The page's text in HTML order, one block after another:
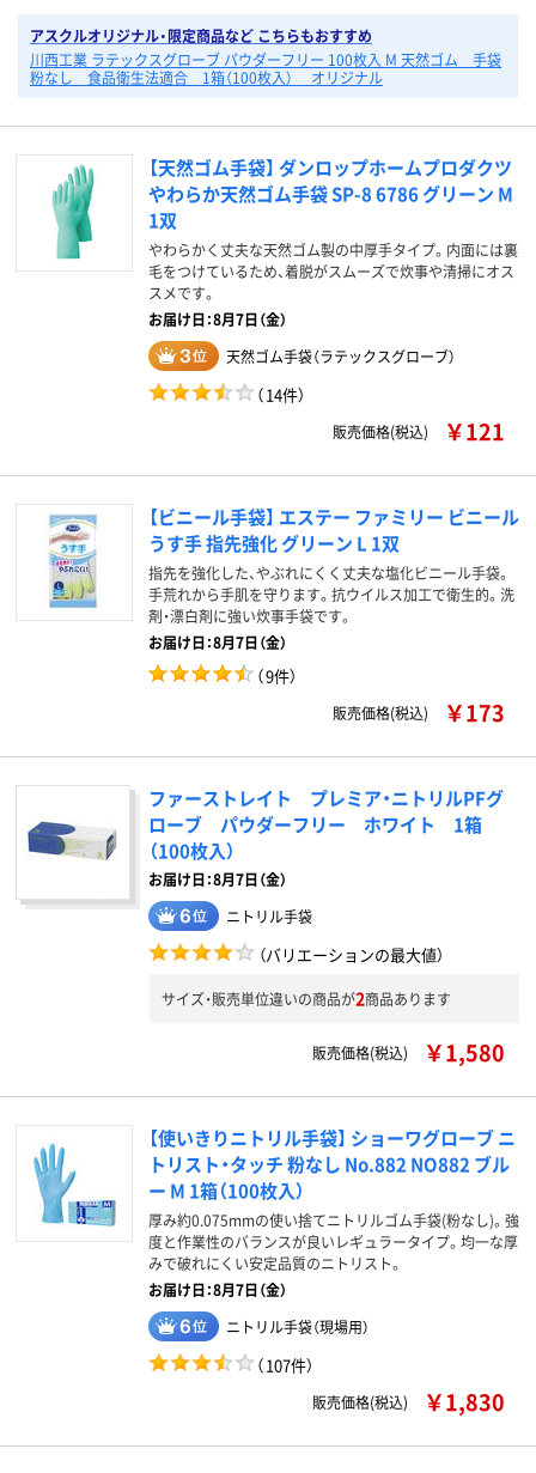
アスクルオリジナル・限定商品など こちらもおすすめ
川西工業 ラテックスグローブ パウダーフリー 100枚入 M 天然ゴム 手袋
粉なし 食品衛生法適合 1箱（100枚入） オリジナル
【天然ゴム手袋】 ダンロップホームプロダクツ
やわらか天然ゴム手袋 SP-8 6786 グリーン M
1双
やわらかく丈夫な天然ゴム製の中厚手タイプ。内面には裏
毛をつけているため、着脱がスムーズで炊事や清掃にオス
スメです。
お届け日：8月7日（金）
天然ゴム手袋（ラテックスグローブ）
（14件）
販売価格(税込) ￥121
【ビニール手袋】 エステー ファミリー ビニール
うす手 指先強化 グリーン L 1双
指先を強化した、やぶれにくく丈夫な塩化ビニール手袋。
手荒れから手肌を守ります。抗ウイルス加工で衛生的。洗
剤・漂白剤に強い炊事手袋です。
お届け日：8月7日（金）
（9件）
販売価格(税込) ￥173
ファーストレイト プレミア・ニトリルPFグ
ローブ パウダーフリー ホワイト 1箱
（100枚入）
お届け日：8月7日（金）
ニトリル手袋
（バリエーションの最大値）
サイズ・販売単位違いの商品が2商品あります
販売価格(税込) ￥1,580
【使いきりニトリル手袋】 ショーワグローブ ニ
トリスト・タッチ 粉なし No.882 NO882 ブル
ー M 1箱（100枚入）
厚み約0.075mmの使い捨てニトリルゴム手袋(粉なし)。強
度と作業性のバランスが良いレギュラータイプ。均一な厚
みで破れにくい安定品質のニトリスト。
お届け日：8月7日（金）
ニトリル手袋（現場用）
（107件）
販売価格(税込) ￥1,830